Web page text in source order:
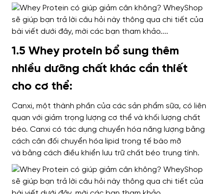
1.5 Whey protein bổ sung thêm
nhiều dưỡng chất khác cần thiết
cho cơ thể:
Canxi, một thành phần của các sản phẩm sữa, có liên
quan với giảm trọng lượng cơ thể và khối lượng chất
béo. Canxi có tác dụng chuyển hóa năng lượng bằng
cách cân đối chuyển hóa lipid trong tế bào mỡ
và bằng cách điều khiển lưu trữchất béo trung tính.